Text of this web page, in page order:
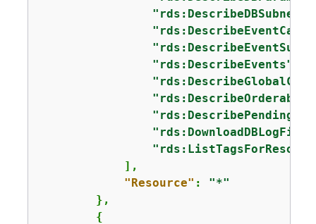
"rds:DescribeEvents"
            ],
"Resource" : "*"
        },
{